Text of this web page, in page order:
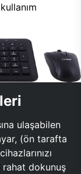
ulaşabilen
(ön tarafta
rahat dokunuş